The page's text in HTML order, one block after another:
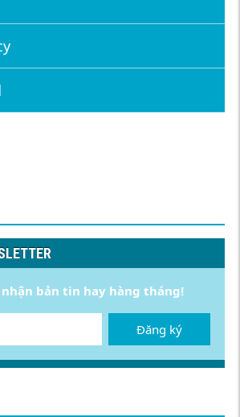
bản tin hay hàng tháng!
Đăng ký